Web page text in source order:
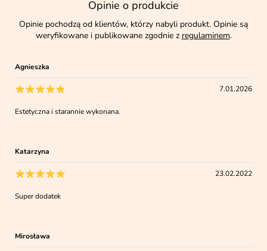
Opinie o produkcie
Opinie pochodzą od klientów, którzy nabyli produkt. Opinie są
weryfikowane i publikowane zgodnie z regulaminem.
Agnieszka
7.01.2026
Estetyczna i starannie wykonana.
Katarzyna
23.02.2022
Super dodatek
Mirosława